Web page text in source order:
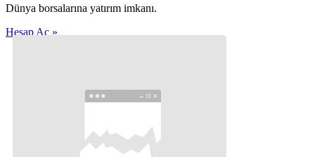
Dünya borsalarına yatırım imkanı.
Hesap Aç »